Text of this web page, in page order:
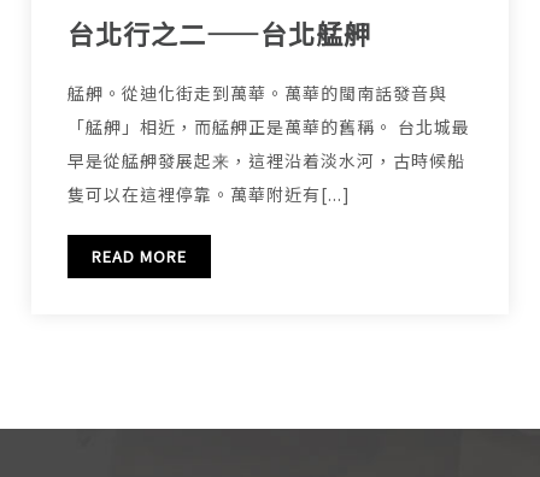
台北行之二——台北艋舺
艋舺。從迪化街走到萬華。萬華的閩南話發音與
「艋舺」相近，而艋舺正是萬華的舊稱。 台北城最
早是從艋舺發展起来，這裡沿着淡水河，古時候船
隻可以在這裡停靠。萬華附近有[...]
READ MORE